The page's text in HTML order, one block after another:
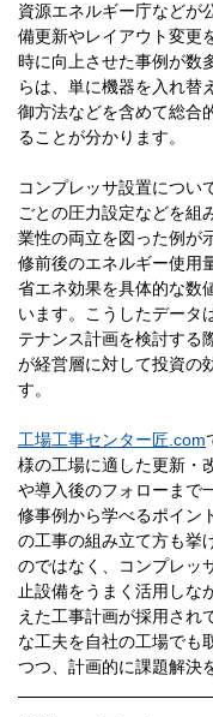
資源エネルギー庁などが
備更新やレイアウト変更
時に向上させた事例が数
らは、単に機器を入れ替
御方法などを含めて総合
ることが分かります。
コンプレッサ設置につい
ごとの圧力設定などを組
業性の両立を図った例が
修前後のエネルギー使用
省エネ効果を具体的な数
います。こうしたデータ
テナンス計画を検討する
が経営層に対して投資の
す。
工場工事センター匠.com
様の工場に適した更新・
や導入後のフォローまで
修事例から学べるポイン
の工事の組み立て方も挙
のではなく、コンプレッ
止設備をうまく活用しな
えた工事計画が採用され
な工夫を自社の工場でも
つつ、計画的に課題解決